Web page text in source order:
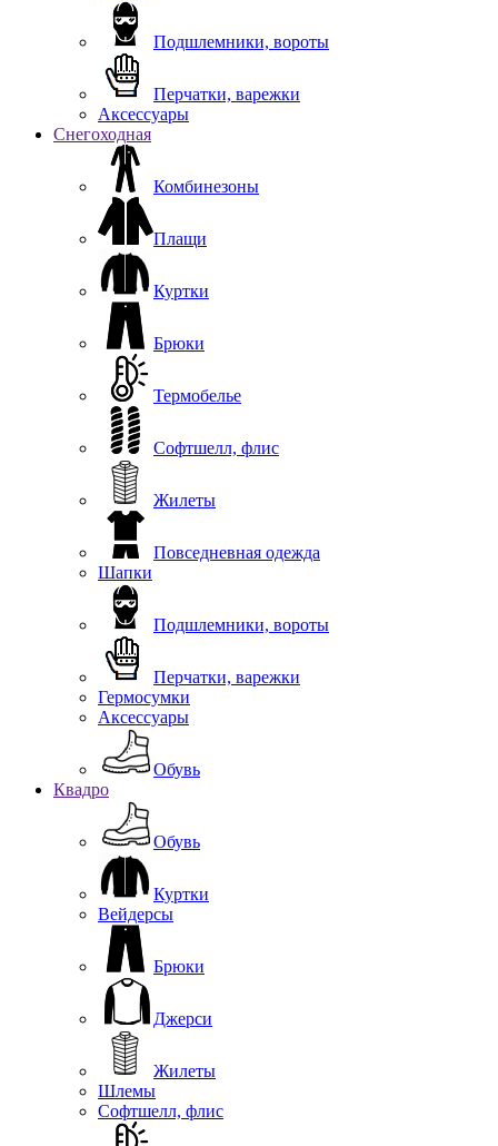
Подшлемники, вороты
Перчатки, варежки
Аксессуары
Снегоходная
Комбинезоны
Плащи
Куртки
Брюки
Термобелье
Софтшелл, флис
Жилеты
Повседневная одежда
Шапки
Подшлемники, вороты
Перчатки, варежки
Гермосумки
Аксессуары
Обувь
Квадро
Обувь
Куртки
Вейдерсы
Брюки
Джерси
Жилеты
Шлемы
Софтшелл, флис